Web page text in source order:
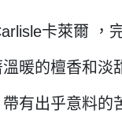
卡萊爾 ，
暖的檀香和
有出乎意料